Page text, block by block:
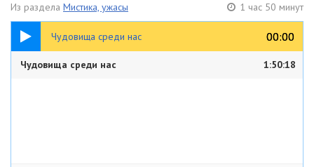
Из раздела Мистика, ужасы 1 час 50 минут
Чудовища среди нас 00:00
00:00
1:50:18
Чудовища среди нас 1:50:18